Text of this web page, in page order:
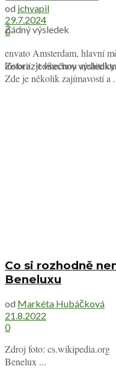
Žádný výsledek
Zobrazit všechny výsledky
od jchvapil
29.7.2024
0
envato Amsterdam, hlavní
historií, jedinečnou
Zde je několik zajímavostí a
Co si rozhodně
Beneluxu
od Markéta Hubáčková
21.8.2022
0
Zdroj foto:
Benelux ...